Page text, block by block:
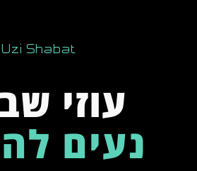
Uzi Shabat
עוזי
נעים